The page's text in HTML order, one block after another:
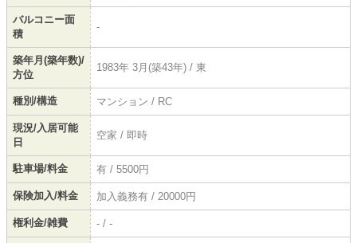
バルコニー面
積
-
築年月(築年数)/
方位
1983年 3月(築43年) / 東
種別/構造 マンション / RC
現況/入居可能
日
空家 / 即時
駐車場/料金 有 / 5500円
保険加入/料金 加入義務有 / 20000円
権利金/雑費 - / -